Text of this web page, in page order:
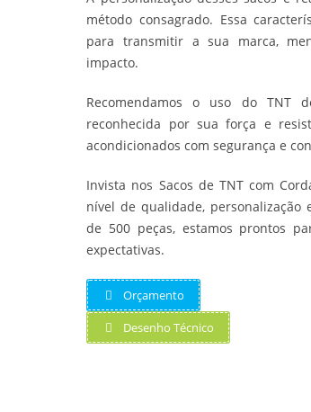
método consagrado. Essa
para transmitir a sua marca,
impacto.
Recomendamos o uso do TNT
reconhecida por sua força e
acondicionados com segurança e
Invista nos Sacos de TNT com
nível de qualidade,
de 500 peças, estamos prontos
expectativas.
Orçamento
Desenho Técnico